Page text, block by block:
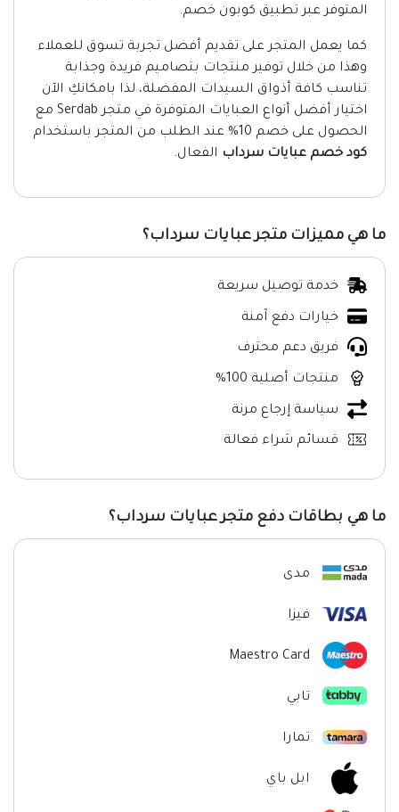
المتوفر عبر تطبيق كوبون خصم.
كما يعمل المتجر على تقديم أفضل تجربة تسوق للعملاء
وهذا من خلال توفير منتجات بتصاميم فريدة وجذابة
تناسب كافة أذواق السيدات المفضلة، لذا بامكانكِ الآن
اختيار أفضل أنواع العبايات المتوفرة في متجر Serdab مع
الحصول على خصم 10% عند الطلب من المتجر باستخدام
كود خصم عبايات سرداب الفعال.
ما هي مميزات متجر عبايات سرداب؟
خدمة توصيل سريعة
خيارات دفع آمنة
فريق دعم محترف
منتجات أصلية 100%
سياسة إرجاع مرنة
قسائم شراء فعالة
ما هي بطاقات دفع متجر عبايات سرداب؟
مدى
فيزا
Maestro Card
تابي
تمارا
ابل باي